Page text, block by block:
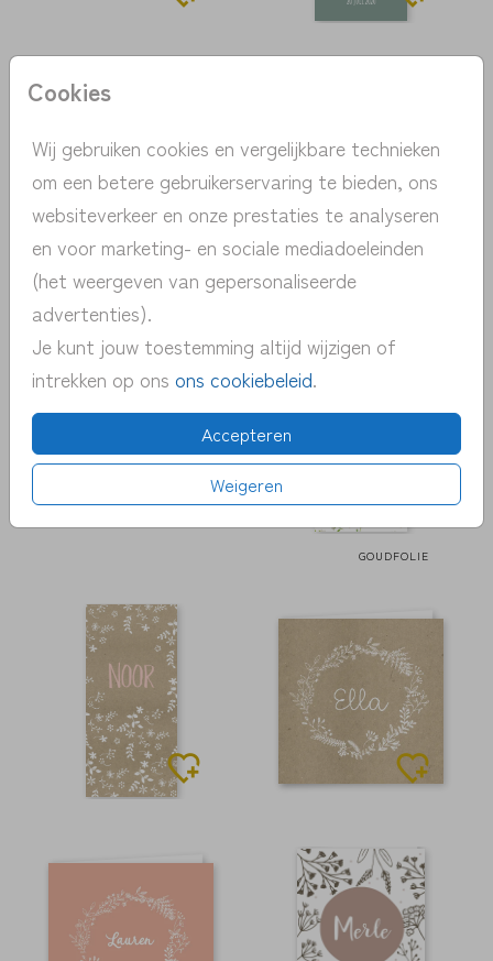
Cookies
Wij gebruiken cookies en vergelijkbare technieken
om een betere gebruikerservaring te bieden, ons
websiteverkeer en onze prestaties te analyseren
en voor marketing- en sociale mediadoeleinden
(het weergeven van gepersonaliseerde
advertenties).
Je kunt jouw toestemming altijd wijzigen of
intrekken op ons ons cookiebeleid.
Accepteren
Weigeren
KRAFTPAPIER
GOUDFOLIE